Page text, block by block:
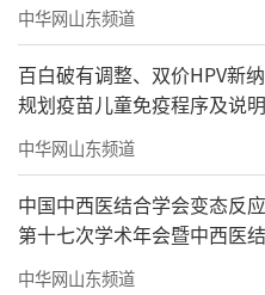
中华网山东频道
百白破有调整、双价HPV
规划疫苗儿童免疫程序及说
中华网山东频道
中国中西医结合学会变态反
第十七次学术年会暨中西医
疾病学术会议在南京召开
中华网山东频道